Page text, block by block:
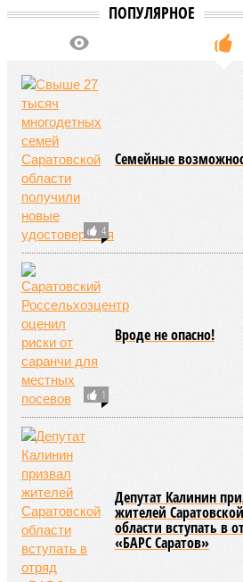
ПОПУЛЯРНОЕ
4
Семейные
1
Вроде не опасно!
Депутат Калинин
жителей Саратовской
области вступать в
«БАРС Саратов»